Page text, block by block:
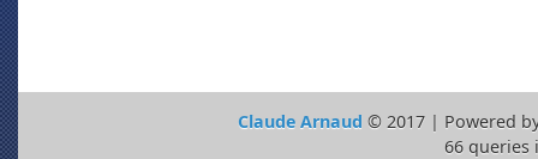
Claude Arnaud © 2017 | Powered
66 queries